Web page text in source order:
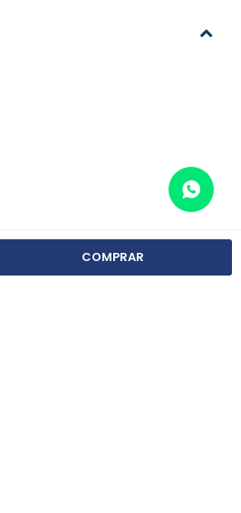
COMPRAR